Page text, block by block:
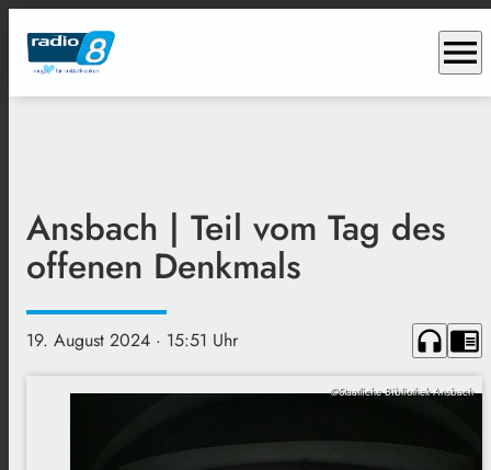
menu
Ansbach | Teil vom Tag des
offenen Denkmals
19. August 2024 · 15:51 Uhr headphones chrome_reader_mode
©Staatliche Bibliothek Ansbach